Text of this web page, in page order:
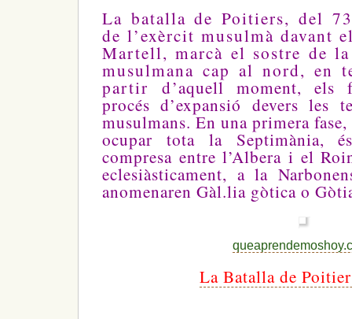
La batalla de Poitiers, del
de l’exèrcit musulmà davant
Martell, marcà el sostre de
musulmana cap al nord, en
partir d’aquell moment, els
procés d’expansió devers les
musulmans. En una primera
ocupar tota la Septimània,
compresa entre l’Albera i el
eclesiàsticament, a la
anomenaren Gàl.lia gòtica o
La Batalla de